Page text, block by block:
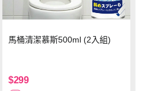
馬桶清潔慕斯500ml (2入組)
$299